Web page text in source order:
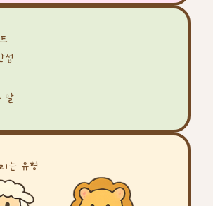
섭
말
는 유형